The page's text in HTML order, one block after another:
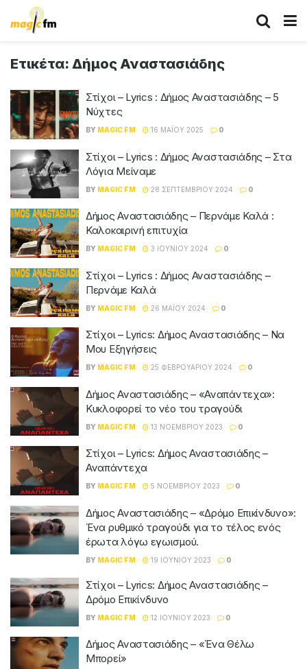
Ετικέτα: Δήμος Αναστασιάδης
Στίχοι – Lyrics : Δήμος Αναστασιάδης – 5
Νύχτες
BY MAGIC FM 16 ΜΑΪ́ΟΥ 2025 0
Στίχοι – Lyrics : Δήμος Αναστασιάδης – Στα
Λόγια Μείναμε
BY MAGIC FM 28 ΣΕΠΤΕΜΒΡΊΟΥ 2024 0
Δήμος Αναστασιάδης – Περνάμε Καλά :
Καλοκαιρινή επιτυχία
BY MAGIC FM 3 ΙΟΥΝΊΟΥ 2024 0
Στίχοι – Lyrics : Δήμος Αναστασιάδης –
Περνάμε Καλά
BY MAGIC FM 26 ΜΑΪ́ΟΥ 2024 0
Στίχοι – Lyrics: Δήμος Αναστασιάδης – Να
Μου Εξηγήσεις
BY MAGIC FM 25 ΦΕΒΡΟΥΑΡΊΟΥ 2024 0
Δήμος Αναστασιάδης – «Αναπάντεχα»:
Κυκλοφορεί το νέο του τραγούδι
BY MAGIC FM 13 ΝΟΕΜΒΡΊΟΥ 2023 0
Στίχοι – Lyrics: Δήμος Αναστασιάδης –
Αναπάντεχα
BY MAGIC FM 5 ΝΟΕΜΒΡΊΟΥ 2023 0
Δήμος Αναστασιάδης – «Δρόμο Επικίνδυνο»:
Ένα ρυθμικό τραγούδι για το τέλος ενός
έρωτα λόγω εγωισμού.
BY MAGIC FM 19 ΙΟΥΝΊΟΥ 2023 0
Στίχοι – Lyrics: Δήμος Αναστασιάδης –
Δρόμο Επικίνδυνο
BY MAGIC FM 12 ΙΟΥΝΊΟΥ 2023 0
Δήμος Αναστασιάδης – «Ένα Θέλω
Μπορεί»